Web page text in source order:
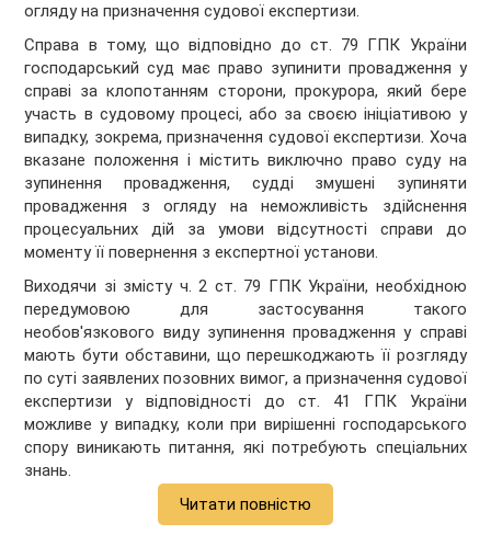
огляду на призначення судової експертизи.
Справа в тому, що відповідно до ст. 79 ГПК України
господарський суд має право зупинити провадження у
справі за клопотанням сторони, прокурора, який бере
участь в судовому процесі, або за своєю ініціативою у
випадку, зокрема, призначення судової експертизи. Хоча
вказане положення і містить виключно право суду на
зупинення провадження, судді змушені зупиняти
провадження з огляду на неможливість здійснення
процесуальних дій за умови відсутності справи до
моменту її повернення з експертної установи.
Виходячи зі змісту ч. 2 ст. 79 ГПК України, необхідною
передумовою для застосування такого
необов'язкового виду зупинення провадження у справі
мають бути обставини, що перешкоджають її розгляду
по суті заявлених позовних вимог, а призначення судової
експертизи у відповідності до ст. 41 ГПК України
можливе у випадку, коли при вирішенні господарського
спору виникають питання, які потребують спеціальних
знань.
Читати повністю